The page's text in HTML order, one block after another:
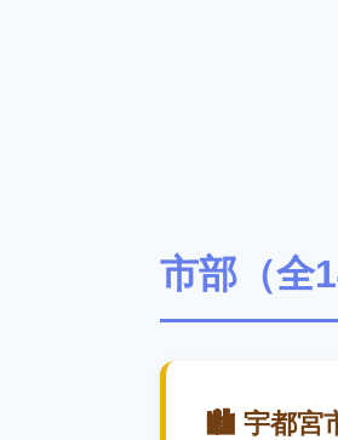
市部（全
🏙️ 宇都宮